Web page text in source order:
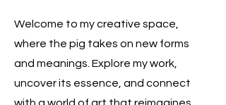
Welcome to my creative space,
where the pig takes on new forms
and meanings. Explore my work,
uncover its essence, and connect